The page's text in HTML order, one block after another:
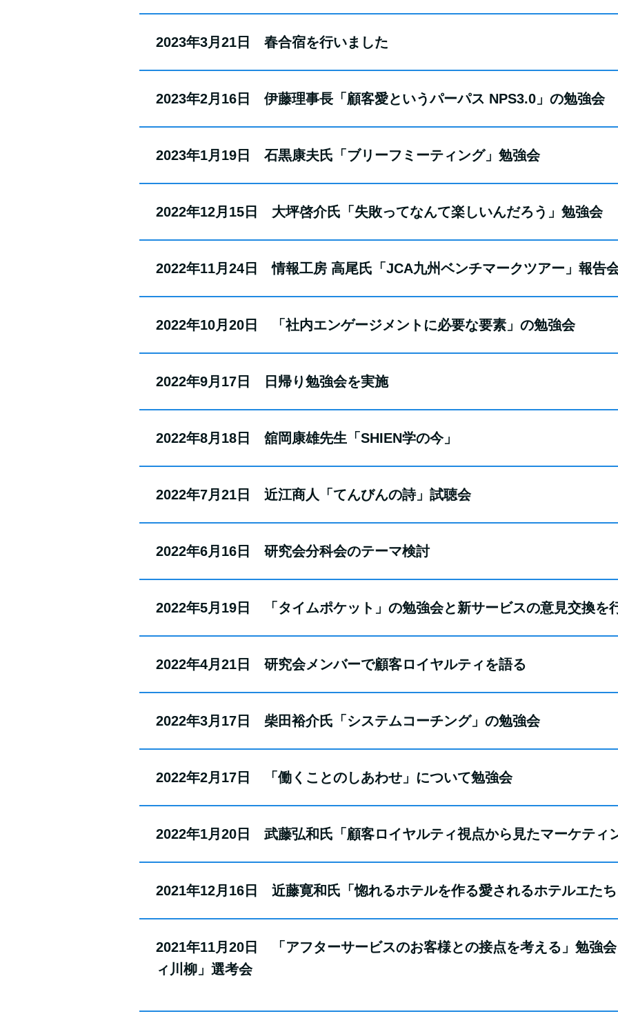
2023年3月21日 春合宿を行いました
2023年2月16日 伊藤理事長「顧客愛というパーパス NPS3.0」の勉強会
2023年1月19日 石黒康夫氏「ブリーフミーティング」勉強会
2022年12月15日 大坪啓介氏「失敗ってなんて楽しいんだろう」勉強会
2022年11月24日 情報工房 高尾氏「JCA九州ベンチマークツアー」報告
2022年10月20日 「社内エンゲージメントに必要な要素」の勉強会
2022年9月17日 日帰り勉強会を実施
2022年8月18日 舘岡康雄先生「SHIEN学の今」
2022年7月21日 近江商人「てんびんの詩」試聴会
2022年6月16日 研究会分科会のテーマ検討
2022年5月19日 「タイムポケット」の勉強会と新サービスの意見交換を
2022年4月21日 研究会メンバーで顧客ロイヤルティを語る
2022年3月17日 柴田裕介氏「システムコーチング」の勉強会
2022年2月17日 「働くことのしあわせ」について勉強会
2022年1月20日 武藤弘和氏「顧客ロイヤルティ視点から見たマーケティ
2021年12月16日 近藤寛和氏「惚れるホテルを作る愛されるホテルエた
2021年11月20日 「アフターサービスのお客様との接点を考える」勉強
ィ川柳」選考会